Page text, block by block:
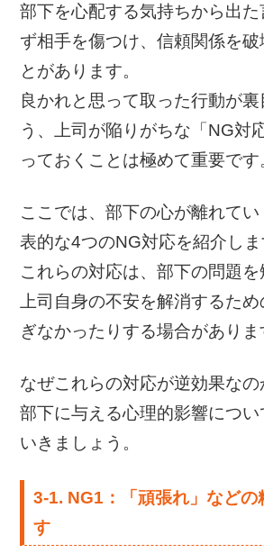
部下を心配する気持ちから出
ず相手を傷つけ、信頼関係を破
とがあります。
良かれと思って取った行動が裏
う、上司が陥りがちな「NG対
っておくことは極めて重要です
ここでは、部下の心が離れて
表的な4つのNG対応を紹介しま
これらの対応は、部下の問題を
上司自身の不安を解消するた
ぎなかったりする場合がありま
なぜこれらの対応が逆効果なの
部下に与える心理的影響につ
いきましょう。
3-1. NG1：「頑張れ」などの
す